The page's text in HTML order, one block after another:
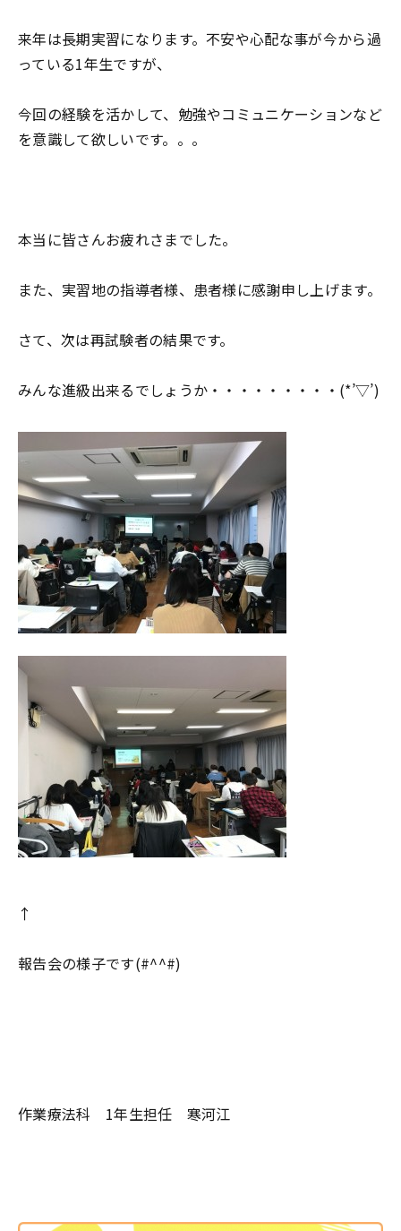
来年は長期実習になります。不安や心配な事が今から過
っている1年生ですが、
今回の経験を活かして、勉強やコミュニケーションなど
を意識して欲しいです。。。
本当に皆さんお疲れさまでした。
また、実習地の指導者様、患者様に感謝申し上げます。
さて、次は再試験者の結果です。
みんな進級出来るでしょうか・・・・・・・・・(*’▽’)
↑
報告会の様子です(#^^#)
作業療法科 1年生担任 寒河江